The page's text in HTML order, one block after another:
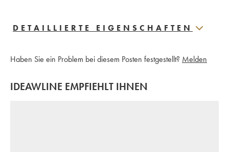
DETAILLIERTE EIGENSCHAFTEN
Haben Sie ein Problem bei diesem Posten festgestellt? Melden
IDEAWLINE EMPFIEHLT IHNEN